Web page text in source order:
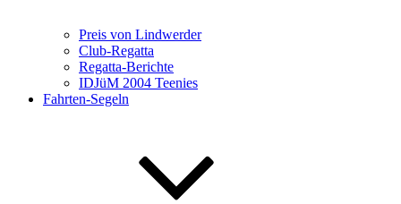
Preis von Lindwerder
Club-Regatta
Regatta-Berichte
IDJüM 2004 Teenies
Fahrten-Segeln